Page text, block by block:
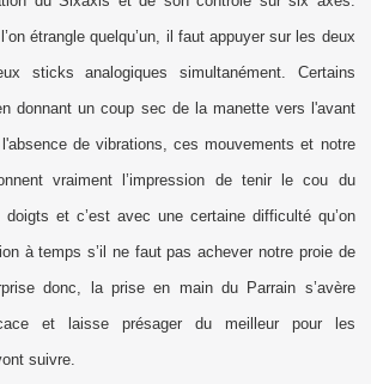
étrangle quelqu’un, il faut appuyer sur les deux
sticks analogiques simultanément. Certains
donnant un coup sec de la manette vers l'avant
de vibrations, ces mouvements et notre
vraiment l’impression de tenir le cou du
doigts et c’est avec une certaine difficulté qu’on
à temps s’il ne faut pas achever notre proie de
donc, la prise en main du Parrain s’avère
et laisse présager du meilleur pour les
suivre.